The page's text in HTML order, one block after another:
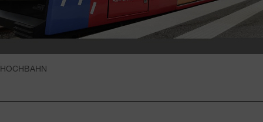
HOCHBAHN